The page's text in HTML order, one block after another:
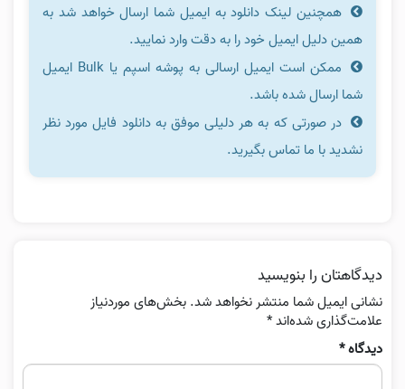
همچنین لینک دانلود به ایمیل شما ارسال خواهد شد به
همین دلیل ایمیل خود را به دقت وارد نمایید.
ممکن است ایمیل ارسالی به پوشه اسپم یا Bulk ایمیل
شما ارسال شده باشد.
در صورتی که به هر دلیلی موفق به دانلود فایل مورد نظر
نشدید با ما تماس بگیرید.
دیدگاهتان را بنویسید
نشانی ایمیل شما منتشر نخواهد شد. بخش‌های موردنیاز
علامت‌گذاری شده‌اند*
دیدگاه*